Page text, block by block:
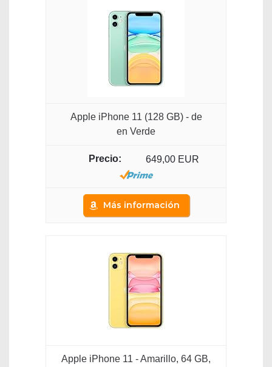
Apple iPhone 11 (128 GB) - de
en Verde
649,00 EUR
Más información
Apple iPhone 11 - Amarillo, 64 GB,